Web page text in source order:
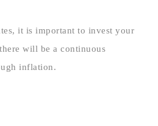
it is important to invest your
will be a continuous
inflation.